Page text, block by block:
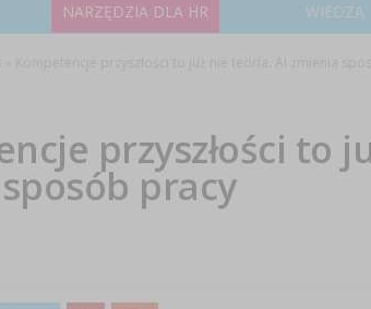
NARZĘDZIA DLA HR WIEDZA
przyszłości to
pracy